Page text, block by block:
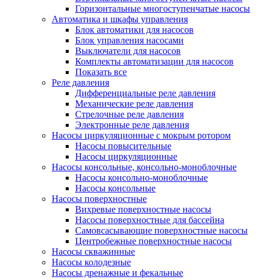
Горизонтальные многоступенчатые насосы
Автоматика и шкафы управления
Блок автоматики для насосов
Блок управления насосами
Выключатели для насосов
Комплекты автоматизации для насосов
Показать все
Реле давления
Дифференциальные реле давления
Механические реле давления
Стрелочные реле давления
Электронные реле давления
Насосы циркуляционные с мокрым ротором
Насосы повысительные
Насосы циркуляционные
Насосы консольные, консольно-моноблочные
Насосы консольно-моноблочные
Насосы консольные
Насосы поверхностные
Вихревые поверхностные насосы
Насосы поверхностные для бассейна
Самовсасывающие поверхностные насосы
Центробежные поверхностные насосы
Насосы скважинные
Насосы колодезные
Насосы дренажные и фекальные